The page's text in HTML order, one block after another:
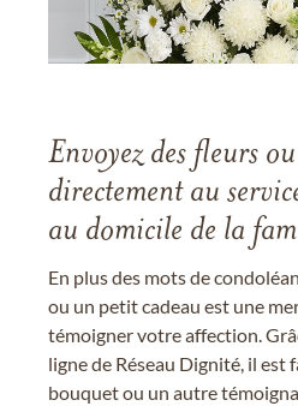
Envoyez des fleurs
directement au
au domicile de la
En plus des mots de
ou un petit cadeau est une
témoigner votre affection.
ligne de Réseau Dignité, il est
bouquet ou un autre